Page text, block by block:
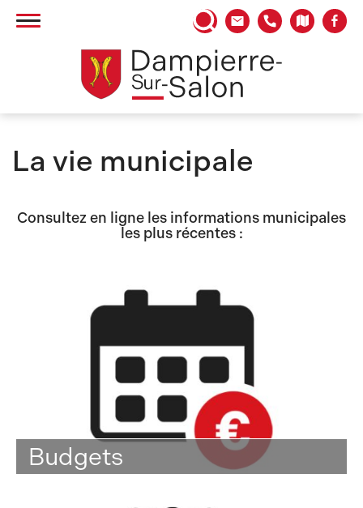
La vie municipale
Consultez en ligne les informations municipales
les plus récentes :
Budgets